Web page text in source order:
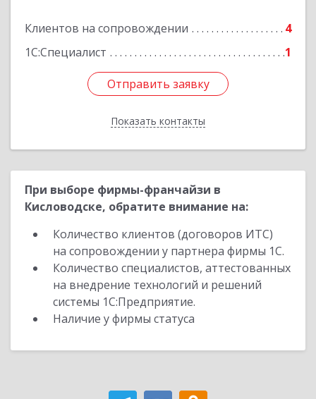
Клиентов на сопровождении
4
1С:Специалист
1
Отправить заявку
Показать контакты
Подробнее
Отправить заявку
Назад
При выборе фирмы-франчайзи в
Кисловодске, обратите внимание на:
Количество клиентов (договоров ИТС)
на сопровождении у партнера фирмы 1С.
Количество специалистов, аттестованных
на внедрение технологий и решений
системы 1С:Предприятие.
Наличие у фирмы статуса